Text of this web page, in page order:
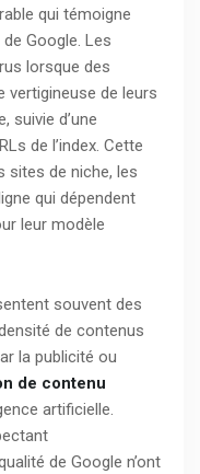
qui témoigne
Google. Les
lorsque des
de leurs
suivie d’une
de l’index. Cette
sites de niche, les
qui dépendent
leur modèle
souvent des
de contenus
la publicité ou
de contenu
artificielle.
de Google n’ont